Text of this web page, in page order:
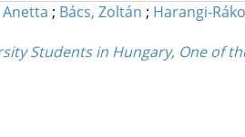
; Bács, Zoltán ; Harangi-
Students in Hungary, One of